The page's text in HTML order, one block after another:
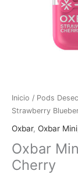
Inicio / Pods
Strawberry
Oxbar, Oxbar Mini
Oxbar
Cherry
Oxbar
Mini
Strawberry
Blueberry
Cherry
cantidad